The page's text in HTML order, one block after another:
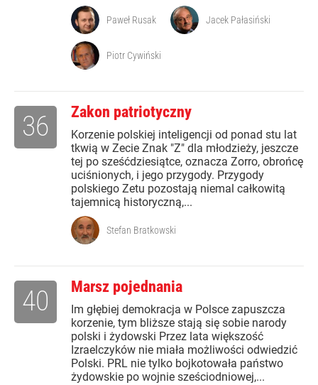
Paweł Rusak Jacek Pałasiński
Piotr Cywiński
Zakon patriotyczny
Korzenie polskiej inteligencji od ponad stu lat
tkwią w Zecie Znak "Z" dla młodzieży, jeszcze
tej po sześćdziesiątce, oznacza Zorro, obrońcę
uciśnionych, i jego przygody. Przygody
polskiego Zetu pozostają niemal całkowitą
tajemnicą historyczną,...
36
Stefan Bratkowski
Marsz pojednania
Im głębiej demokracja w Polsce zapuszcza
korzenie, tym bliższe stają się sobie narody
polski i żydowski Przez lata większość
Izraelczyków nie miała możliwości odwiedzić
Polski. PRL nie tylko bojkotowała państwo
żydowskie po wojnie sześciodniowej,...
40